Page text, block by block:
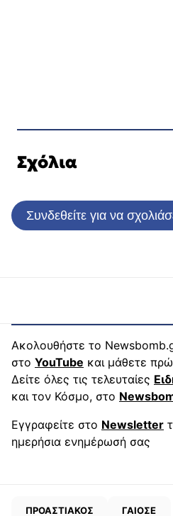
Σχόλια
Συνδεθείτε για να
Ακολουθήστε το
στο YouTube και μάθετε
Δείτε όλες τις τελευταίες
και τον Κόσμο, στο
Εγγραφείτε στο Newsletter
ημερήσια ενημέρωσή σας
ΠΡΟΑΣΤΙΑΚΟΣ ΓΑΙΟΣΕ